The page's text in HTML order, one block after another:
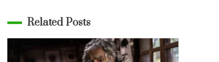
Related Posts